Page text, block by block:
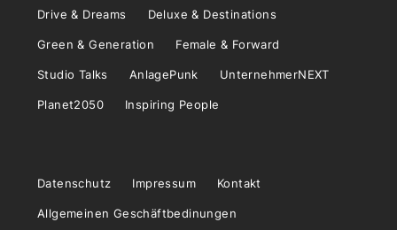
Drive & Dreams Deluxe & Destinations
Green & Generation Female & Forward
Studio Talks AnlagePunk UnternehmerNEXT
Planet2050 Inspiring People
Datenschutz Impressum Kontakt
Allgemeinen Geschäftbedinungen